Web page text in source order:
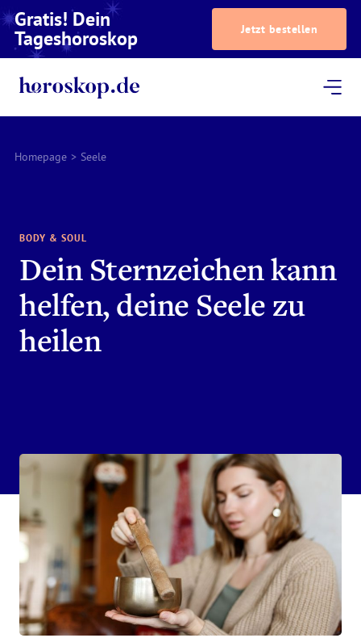
Gratis! Dein
Tageshoroskop Jetzt bestellen
Homepage > Seele
BODY & SOUL
Dein Sternzeichen kann
helfen, deine Seele zu
heilen